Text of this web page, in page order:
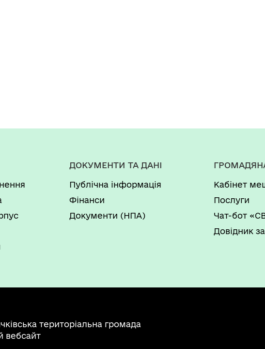
ДОКУМЕНТИ ТА ДАНІ
Публічна інформація
Фінанси
Документи (НПА)
Кабінет
Послуги
Чат-бот
Довідник
територіальна громада
вебсайт